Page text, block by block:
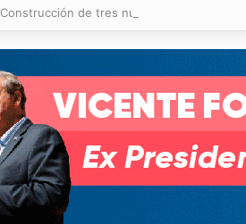
Construcción de tres nuevas aulas en